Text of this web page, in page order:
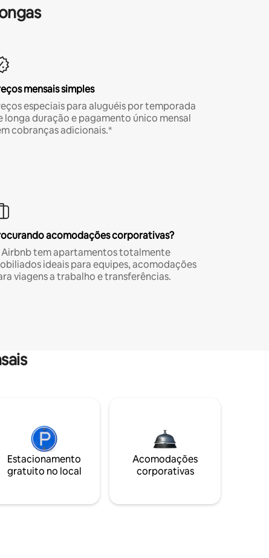
mensais simples
especiais para aluguéis por temporada
longa duração e pagamento único mensal
cobranças adicionais.*
acomodações corporativas?
Airbnb tem apartamentos totalmente
ideais para equipes, acomodações
viagens a trabalho e transferências.
Estacionamento
gratuito no local
Acomodações
corporativas